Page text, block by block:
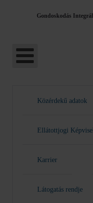
Gondoskodás
Közérdekű adatok
Ellátottjogi
Karrier
Látogatás rendje